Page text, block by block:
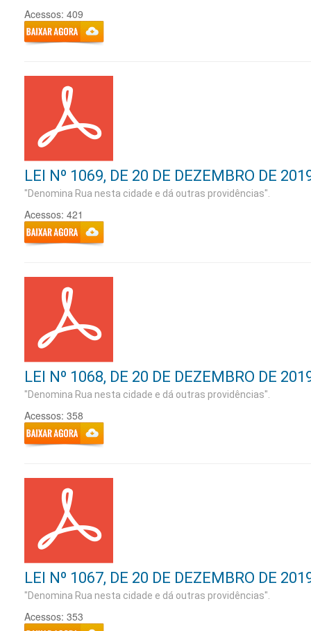
Acessos: 409
LEI Nº 1069, DE 20 DE DEZEMBRO DE
"Denomina Rua nesta cidade e dá outras providências".
Acessos: 421
LEI Nº 1068, DE 20 DE DEZEMBRO DE
"Denomina Rua nesta cidade e dá outras providências".
Acessos: 358
LEI Nº 1067, DE 20 DE DEZEMBRO DE
"Denomina Rua nesta cidade e dá outras providências".
Acessos: 353